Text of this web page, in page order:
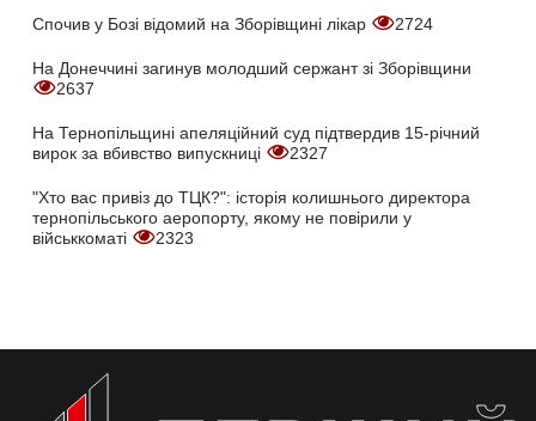
Спочив у Бозі відомий на Зборівщині лікар 2724
На Донеччині загинув молодший сержант зі Зборівщини
2637
На Тернопільщині апеляційний суд підтвердив 15-річний
вирок за вбивство випускниці
2327
"Хто вас привіз до ТЦК?": історія колишнього директора
тернопільського аеропорту, якому не повірили у
військкоматі
2323